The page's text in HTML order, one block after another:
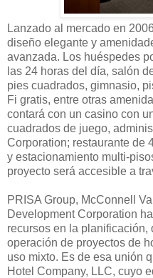
Lanzado al mercado en
diseño elegante y
avanzada. Los huéspedes
las 24 horas del día, salón
pies cuadrados, gimnasio,
Fi gratis, entre otras
contará con un casino con
cuadrados de juego,
Corporation; restaurante de
y estacionamiento multi-
proyecto será accesible a
PRISA Group, McConnell
Development Corporation
recursos en la planificación,
operación de proyectos de
uso mixto. Es de esa unión
Hotel Company, LLC, cuyo